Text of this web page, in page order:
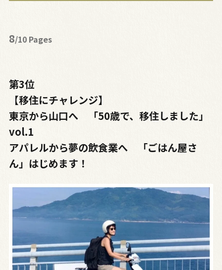
8/10 Pages
第3位
【移住にチャレンジ】
東京から山口へ 「50歳で、移住しました」
vol.1
アパレルから夢の飲食業へ 「ごはん屋さ
ん」はじめます！